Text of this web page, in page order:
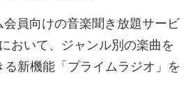
員向けの音楽聞き放題サービ
おいて、ジャンル別の楽曲を
新機能「プライムラジオ」を